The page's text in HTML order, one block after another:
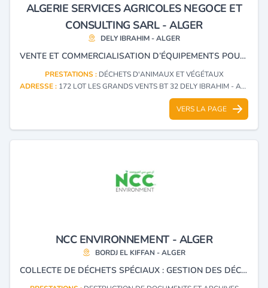
ALGERIE SERVICES AGRICOLES NEGOCE ET
CONSULTING SARL - ALGER
DELY IBRAHIM - ALGER
VENTE ET COMMERCIALISATION D’ÉQUIPEMENTS POUR LE RECYCLAGE DES DÉCHETS VERTS, STATION DE COMPOSTAGE.
PRESTATIONS : DÉCHETS D'ANIMAUX ET VÉGÉTAUX
ADRESSE : 172 LOT LES GRANDS VENTS BT 32 DELY IBRAHIM - ALGER
VERS LA PAGE
NCC ENVIRONNEMENT - ALGER
BORDJ EL KIFFAN - ALGER
COLLECTE DE DÉCHETS SPÉCIAUX : GESTION DES DÉCHETS MÉNAGERS, GESTION DÉCHETS,TRANSPORT DES DÉCHETS, DÉCHETS DANGEREUX, NETTOYAGE INDUSTRIEL ET BIONETTOYAGE, VALORISATION.